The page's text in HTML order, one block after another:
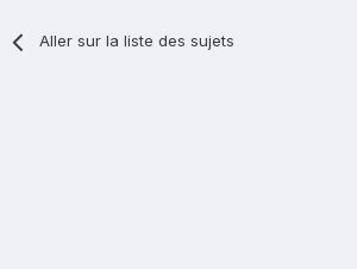
Aller sur la liste des sujets